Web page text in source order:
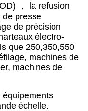
， la refusion
de presse
de précision
électro-
que 250,350,550
machines de
machines de
équipements
échelle.